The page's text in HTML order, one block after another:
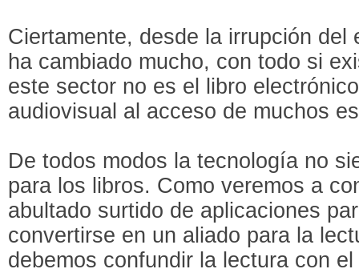
Ciertamente, desde la irrupción del
ha cambiado mucho, con todo si
este sector no es el libro
audiovisual al acceso de muchos
De todos modos la tecnología no
para los libros. Como veremos a
abultado surtido de aplicaciones
convertirse en un aliado para la
debemos confundir la lectura con